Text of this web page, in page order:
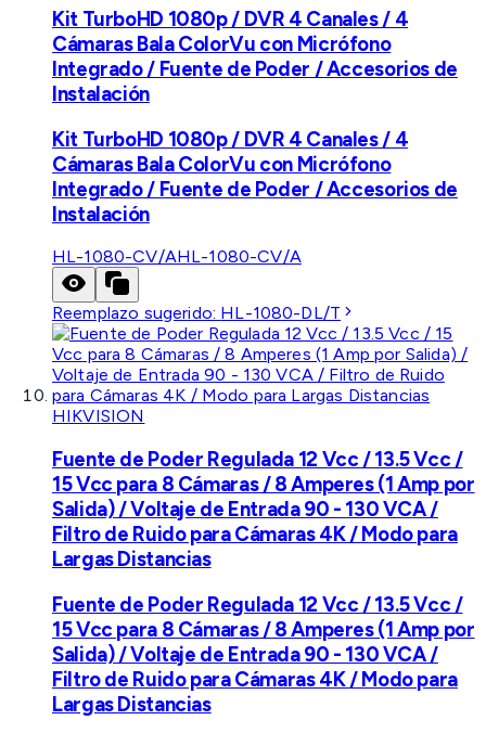
Kit TurboHD 1080p / DVR 4 Canales / 4
Cámaras Bala ColorVu con Micrófono
Integrado / Fuente de Poder / Accesorios de
Instalación
Kit TurboHD 1080p / DVR 4 Canales / 4
Cámaras Bala ColorVu con Micrófono
Integrado / Fuente de Poder / Accesorios de
Instalación
HL-1080-CV/AHL-1080-CV/A
Reemplazo sugerido: HL-1080-DL/T
HIKVISION
Fuente de Poder Regulada 12 Vcc / 13.5 Vcc /
15 Vcc para 8 Cámaras / 8 Amperes (1 Amp por
Salida) / Voltaje de Entrada 90 - 130 VCA /
Filtro de Ruido para Cámaras 4K / Modo para
Largas Distancias
Fuente de Poder Regulada 12 Vcc / 13.5 Vcc /
15 Vcc para 8 Cámaras / 8 Amperes (1 Amp por
Salida) / Voltaje de Entrada 90 - 130 VCA /
Filtro de Ruido para Cámaras 4K / Modo para
Largas Distancias